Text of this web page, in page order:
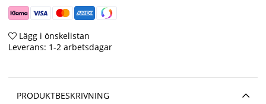
Lägg i önskelistan
Leverans: 1-2 arbetsdagar
PRODUKTBESKRIVNING